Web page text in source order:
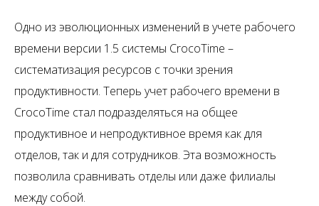
Одно из эволюционных изменений в учете рабочего
времени версии 1.5 системы CrocoTime –
систематизация ресурсов с точки зрения
продуктивности. Теперь учет рабочего времени в
CrocoTime стал подразделяться на общее
продуктивное и непродуктивное время как для
отделов, так и для сотрудников. Эта возможность
позволила сравнивать отделы или даже филиалы
между собой.